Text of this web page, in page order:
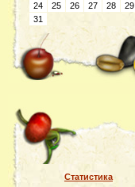
24
25 26 27 28 29
31
Статистика